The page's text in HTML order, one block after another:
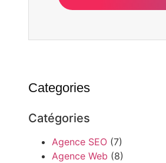
Categories
Catégories
Agence SEO(7)
Agence Web (8)